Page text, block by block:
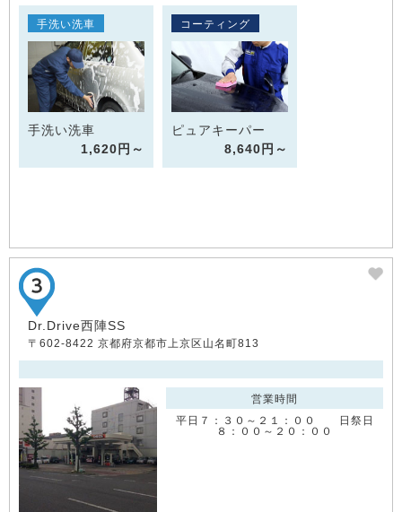
手洗い洗車
手洗い洗車
1,620円～
コーティング
ピュアキーパー
8,640円～
Dr.Drive西陣SS
〒602-8422 京都府京都市上京区山名町813
営業時間
平日７：３０～２１：００ 日祭日
８：００～２０：００